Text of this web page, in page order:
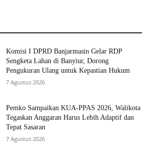
Komisi I DPRD Banjarmasin Gelar RDP
Sengketa Lahan di Banyiur, Dorong
Pengukuran Ulang untuk Kepastian Hukum
7 Agustus 2026
Pemko Sampaikan KUA-PPAS 2026, Walikota
Tegaskan Anggaran Harus Lebih Adaptif dan
Tepat Sasaran
7 Agustus 2026